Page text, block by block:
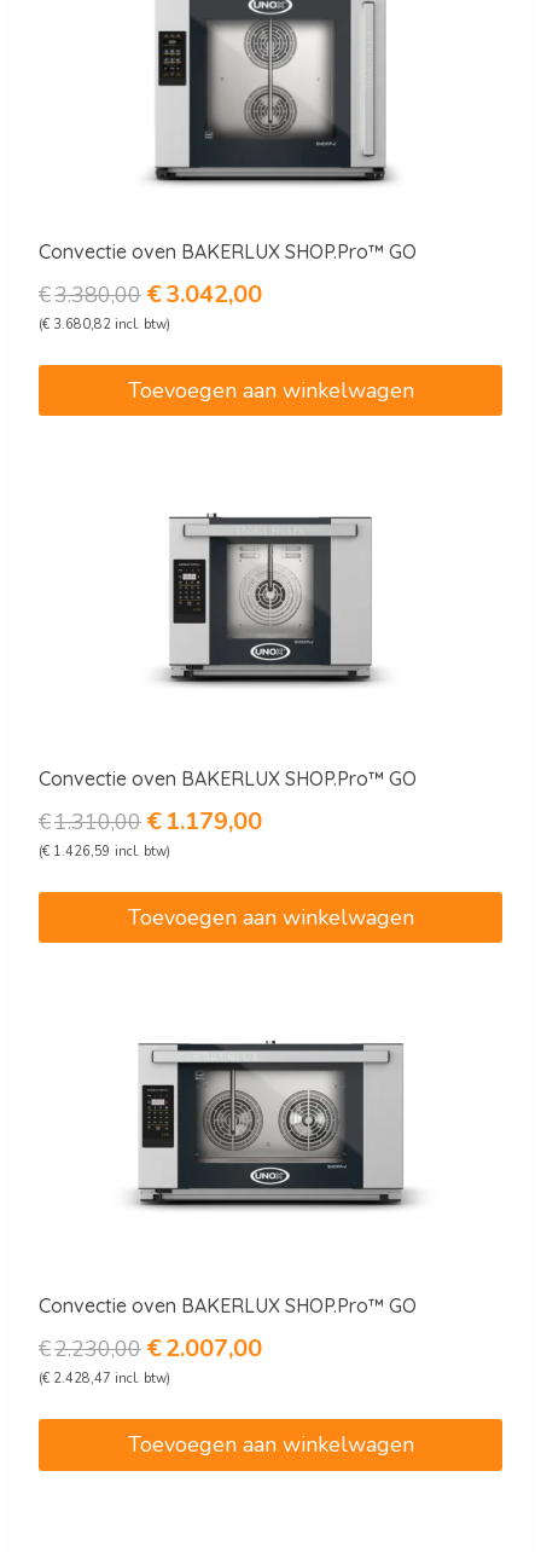
Convectie oven BAKERLUX SHOP.Pro™ GO
€3.380,00 Oorspronkelijke
prijs
was:
€3.380,00.
€3.042,00Huidige
€3.042,00.
(€ 3.680,82 incl. btw)
Toevoegen aan winkelwagen
Convectie oven BAKERLUX SHOP.Pro™ GO
€1.310,00 Oorspronkelijke
prijs
was:
€1.310,00.
€1.179,00Huidige
€1.179,00.
(€ 1.426,59 incl. btw)
Toevoegen aan winkelwagen
Convectie oven BAKERLUX SHOP.Pro™ GO
€2.230,00 Oorspronkelijke
prijs
was:
€2.230,00.
€2.007,00Huidige
€2.007,00.
(€ 2.428,47 incl. btw)
Toevoegen aan winkelwagen